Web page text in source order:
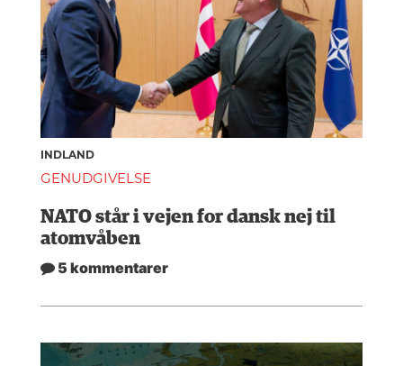
INDLAND
GENUDGIVELSE
NATO står i vejen for dansk nej til
atomvåben
5 kommentarer